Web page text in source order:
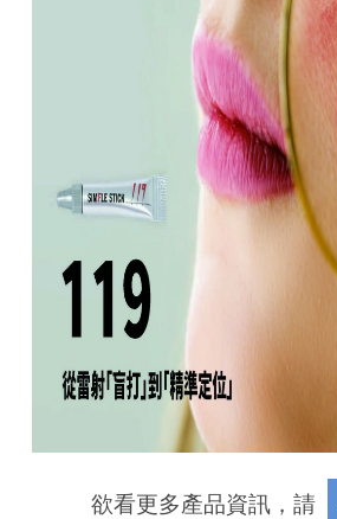
欲看更多產品資訊，請